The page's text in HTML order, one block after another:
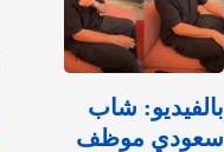
بالفيديو: شاب
سعودي موظف